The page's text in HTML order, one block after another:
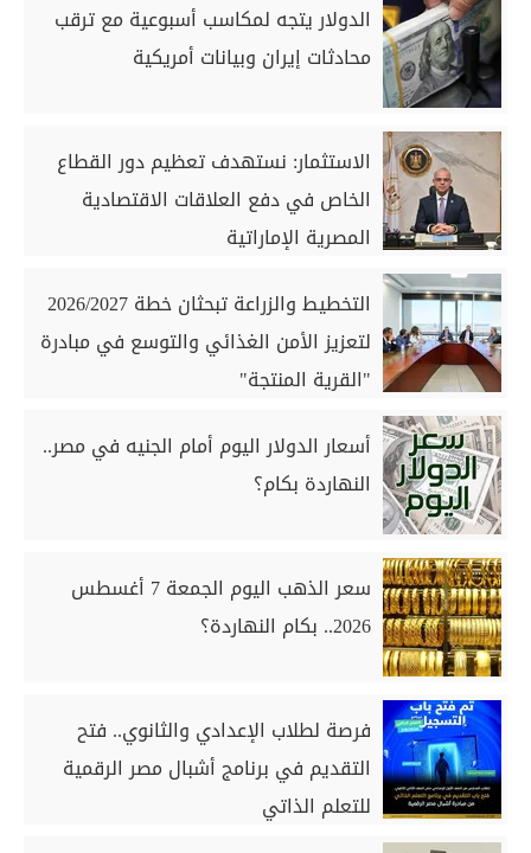
الدولار يتجه لمكاسب أسبوعية مع ترقب
محادثات إيران وبيانات أمريكية
الاستثمار: نستهدف تعظيم دور القطاع
الخاص في دفع العلاقات الاقتصادية
المصرية الإماراتية
التخطيط والزراعة تبحثان خطة 2026/2027
لتعزيز الأمن الغذائي والتوسع في مبادرة
"القرية المنتجة"
أسعار الدولار اليوم أمام الجنيه في مصر..
النهاردة بكام؟
سعر الذهب اليوم الجمعة 7 أغسطس
2026.. بكام النهاردة؟
فرصة لطلاب الإعدادي والثانوي.. فتح
التقديم في برنامج أشبال مصر الرقمية
للتعلم الذاتي